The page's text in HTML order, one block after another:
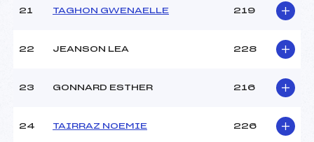
21 TAGHON GWENAELLE 219
22 JEANSON LEA 228
23 GONNARD ESTHER 216
24 TAIRRAZ NOEMIE 226